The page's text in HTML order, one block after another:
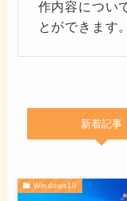
作内容につい
とができます。
新着記事
Windows10